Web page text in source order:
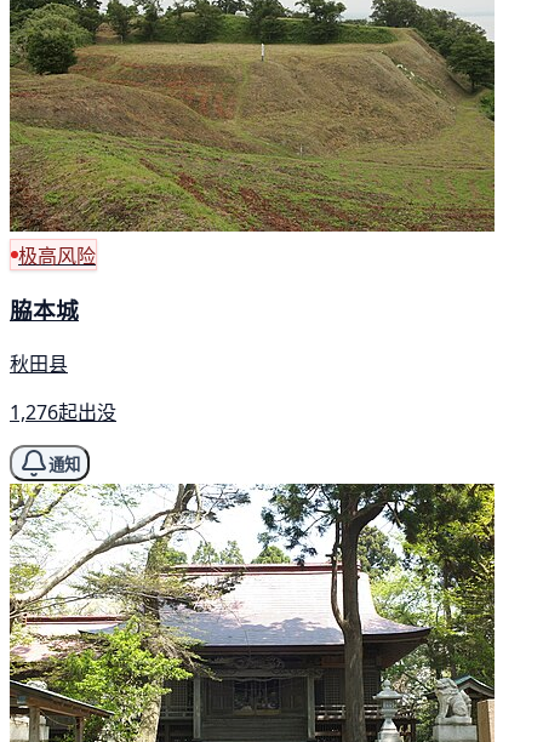
极高风险
脇本城
秋田县
1,276起出没
通知